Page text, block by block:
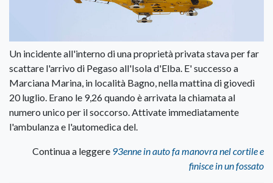
Un incidente all'interno di una proprietà privata stava per far
scattare l'arrivo di Pegaso all'Isola d'Elba. E' successo a
Marciana Marina, in località Bagno, nella mattina di giovedì
20 luglio. Erano le 9,26 quando è arrivata la chiamata al
numero unico per il soccorso. Attivate immediatamente
l'ambulanza e l'automedica del.
Continua a leggere 93enne in auto fa manovra nel cortile e
finisce in un fossato